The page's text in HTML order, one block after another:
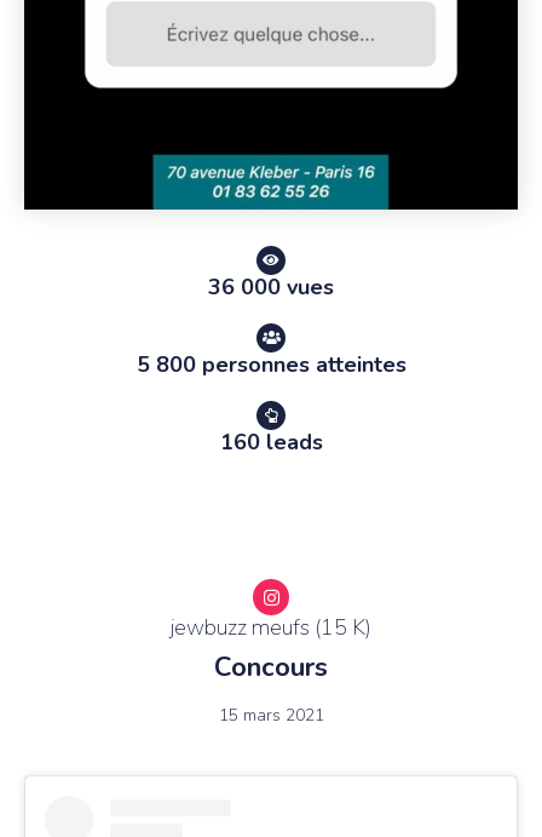
36 000 vues
5 800 personnes atteintes
160 leads
jewbuzz meufs (15 K)
Concours
15 mars 2021